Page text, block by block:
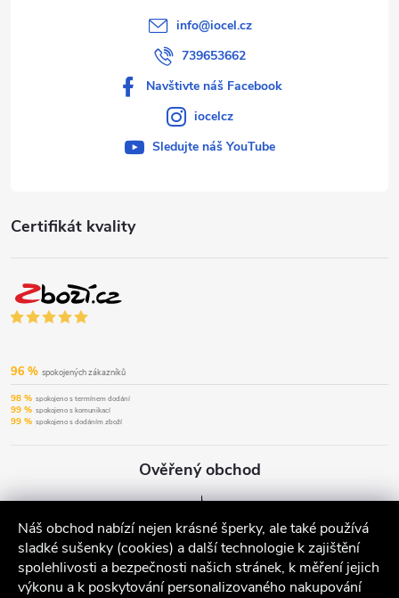
Náš obchod nabízí nejen krásné šperky, ale také používá
sladké sušenky (cookies) a další technologie k zajištění
spolehlivosti a bezpečnosti našich stránek, k měření jejich
výkonu a k poskytování personalizovaného nakupování
Certifikát kvality
96 % spokojených zákazníků
98 % spokojeno s termínem dodání
99 % spokojeno s komunikací
99 % spokojeno s dodáním zboží
Ověřený obchod
info@iocel.cz
739653662
Navštivte náš Facebook
iocelcz
Sledujte náš YouTube